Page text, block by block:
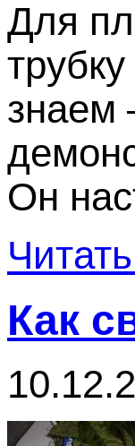
Для
знаем
Он
Как